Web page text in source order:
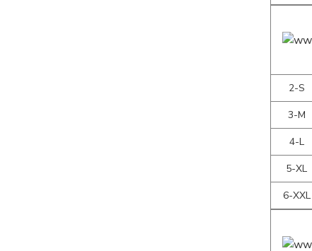
2-S
3-M
4-L
5-XL
6-XXL